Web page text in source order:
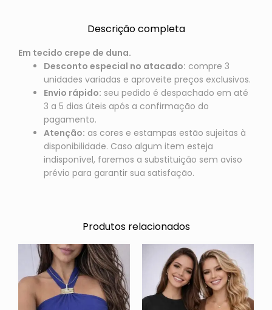
Descrição completa
Em tecido crepe de duna.
Desconto especial no atacado: compre 3
unidades variadas e aproveite preços exclusivos.
Envio rápido: seu pedido é despachado em até
3 a 5 dias úteis após a confirmação do
pagamento.
Atenção: as cores e estampas estão sujeitas à
disponibilidade. Caso algum item esteja
indisponível, faremos a substituição sem aviso
prévio para garantir sua satisfação.
Produtos relacionados